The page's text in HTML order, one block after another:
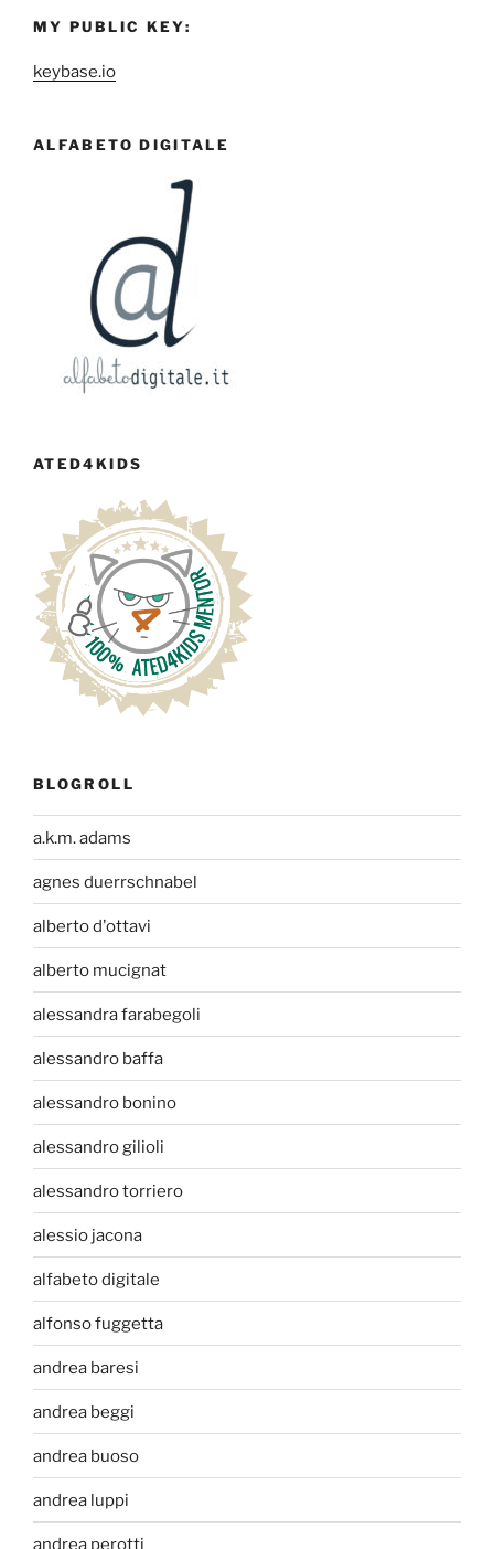
MY PUBLIC KEY:
keybase.io
ALFABETO DIGITALE
ATED4KIDS
BLOGROLL
a.k.m. adams
agnes duerrschnabel
alberto d'ottavi
alberto mucignat
alessandra farabegoli
alessandro baffa
alessandro bonino
alessandro gilioli
alessandro torriero
alessio jacona
alfabeto digitale
alfonso fuggetta
andrea baresi
andrea beggi
andrea buoso
andrea luppi
andrea perotti